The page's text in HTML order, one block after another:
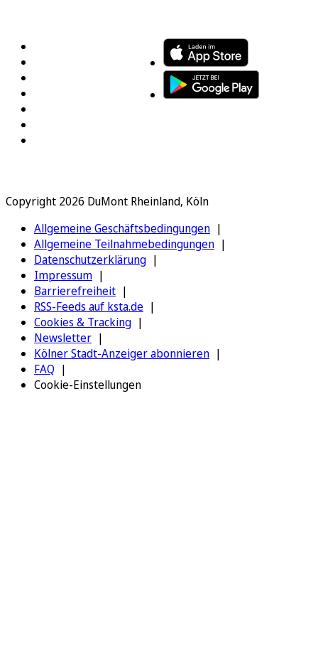
Copyright 2026 DuMont Rheinland, Köln
Allgemeine Geschäftsbedingungen
Allgemeine Teilnahmebedingungen
Datenschutzerklärung
Impressum
Barrierefreiheit
RSS-Feeds auf ksta.de
Cookies & Tracking
Newsletter
Kölner Stadt-Anzeiger abonnieren
FAQ
Cookie-Einstellungen